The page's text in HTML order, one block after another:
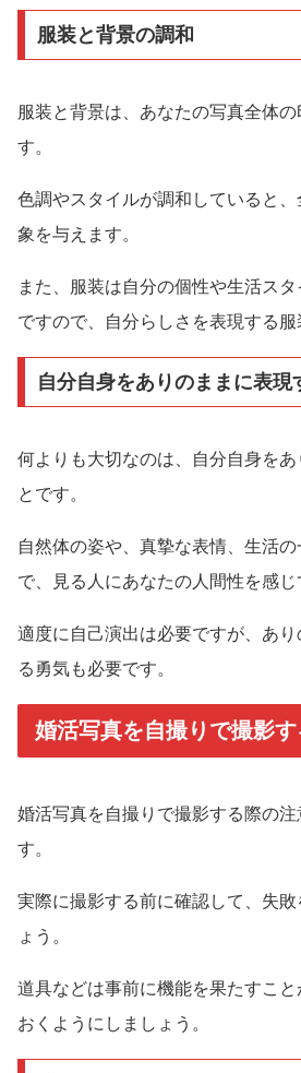
服装と背景の調和
服装と背景は、あなたの写真全体
す。
色調やスタイルが調和していると
象を与えます。
また、服装は自分の個性や生活ス
ですので、自分らしさを表現する服
自分自身をありのままに表現
何よりも大切なのは、自分自身をあ
とです。
自然体の姿や、真摯な表情、生活
で、見る人にあなたの人間性を感じ
適度に自己演出は必要ですが、あ
る勇気も必要です。
婚活写真を自撮りで撮影
婚活写真を自撮りで撮影する際の注
す。
実際に撮影する前に確認して、失
ょう。
道具などは事前に機能を果たすこ
おくようにしましょう。